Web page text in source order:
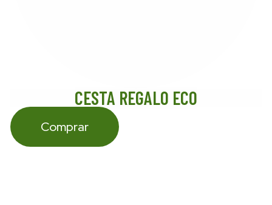
CESTA REGALO ECO
Comprar